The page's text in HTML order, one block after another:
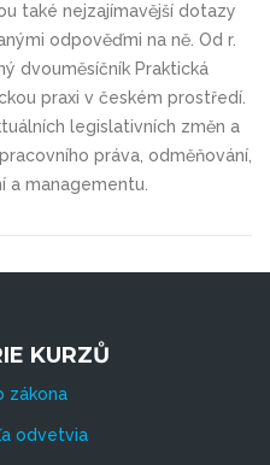
také nejzajímavější dotazy
odpověďmi na ně. Od r.
dvouměsíčník Praktická
praxi v českém prostředí.
legislativních změn a
práva, odměňování,
a managementu.
KURZŮ
zákona
odvetvia